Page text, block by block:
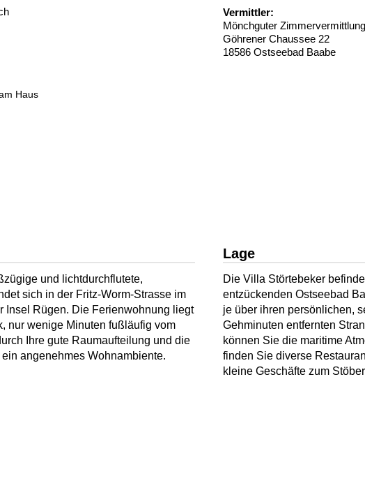
Haus
Vermittler:
Mönchguter
Göhrener Chaussee 22
18586 Ostseebad Baabe
und lichtdurchflutete,
sich in der Fritz-Worm-Strasse im
Insel Rügen. Die Ferienwohnung liegt
nur wenige Minuten fußläufig vom
Ihre gute Raumaufteilung und die
angenehmes Wohnambiente.
Lage
Die Villa Störtebeker
entzückenden Ostseebad
je über ihren persönlichen,
Gehminuten entfernten
können Sie die maritime
finden Sie diverse
kleine Geschäfte zum